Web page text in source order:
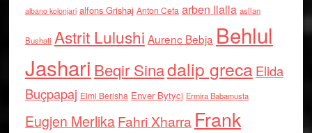
albano kolonjari alfons Grishaj Anton Cefa arben llalla asllan
Bushati Astrit Lulushi Aurenc Bebja Behlul
Jashari Beqir Sinadalip grecaElida
Buçpapaj Elmi Berisha Enver Bytyci Ermira Babamusta
Eugjen MerlikaFahri Xharra Frank